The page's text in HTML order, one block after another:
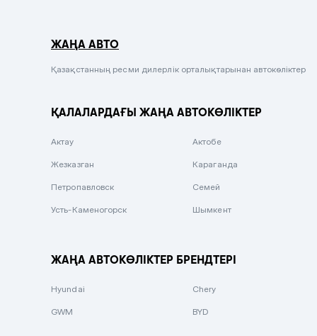
Сиреневый металлик
Вишневый
ЖАҢА АВТО
Қазақстанның ресми дилерлік орталықтарынан автокөліктер
ҚАЛАЛАРДАҒЫ ЖАҢА АВТОКӨЛІКТЕР
Актау Актобе
Жезказган Караганда
Петропавловск Семей
Усть-Каменогорск Шымкент
ЖАҢА АВТОКӨЛІКТЕР БРЕНДТЕРІ
Hyundai Chery
GWM BYD